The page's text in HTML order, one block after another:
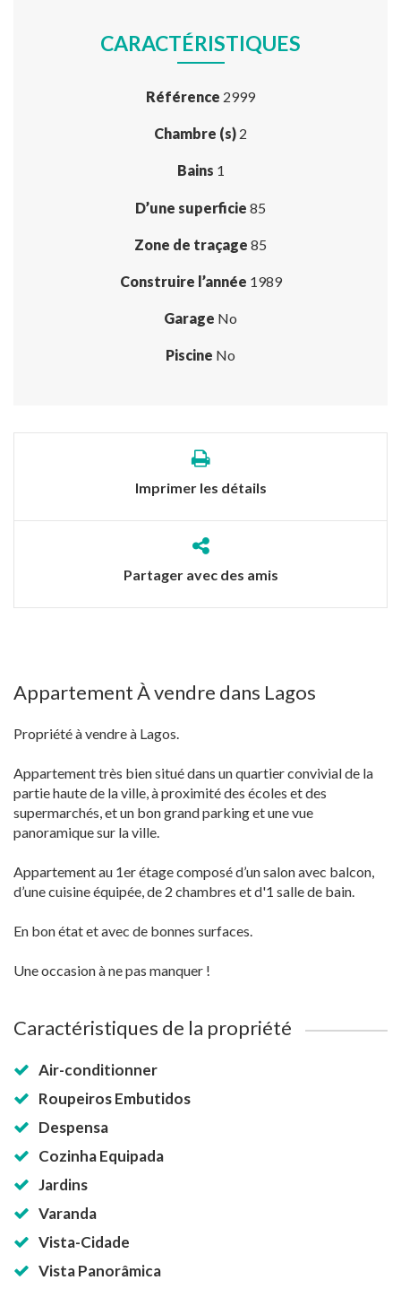
CARACTÉRISTIQUES
Référence 2999
Chambre (s) 2
Bains 1
D’une superficie 85
Zone de traçage 85
Construire l’année 1989
Garage No
Piscine No
Imprimer les détails
Partager avec des amis
Appartement À vendre dans Lagos
Propriété à vendre à Lagos.
Appartement très bien situé dans un quartier convivial de la
partie haute de la ville, à proximité des écoles et des
supermarchés, et un bon grand parking et une vue
panoramique sur la ville.
Appartement au 1er étage composé d’un salon avec balcon,
d’une cuisine équipée, de 2 chambres et d'1 salle de bain.
En bon état et avec de bonnes surfaces.
Une occasion à ne pas manquer !
Caractéristiques de la propriété
Air-conditionner
Roupeiros Embutidos
Despensa
Cozinha Equipada
Jardins
Varanda
Vista-Cidade
Vista Panorâmica